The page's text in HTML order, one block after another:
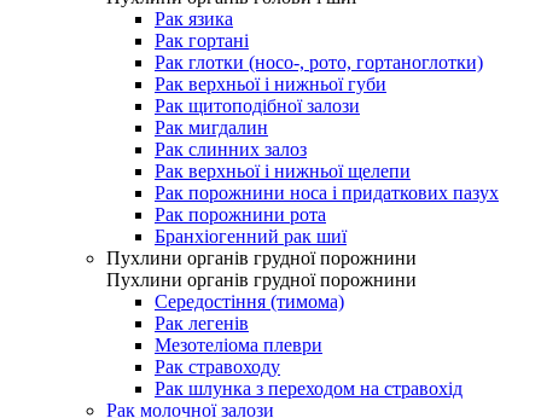
Рак язика
Рак гортані
Рак глотки (носо-, рото, гортаноглотки)
Рак верхньої і нижньої губи
Рак щитоподібної залози
Рак мигдалин
Рак слинних залоз
Рак верхньої і нижньої щелепи
Рак порожнини носа і придаткових пазух
Рак порожнини рота
Бранхіогенний рак шиї
Пухлини органів грудної порожнини
Пухлини органів грудної порожнини
Середостіння (тимома)
Рак легенів
Мезотеліома плеври
Рак стравоходу
Рак шлунка з переходом на стравохід
Рак молочної залози